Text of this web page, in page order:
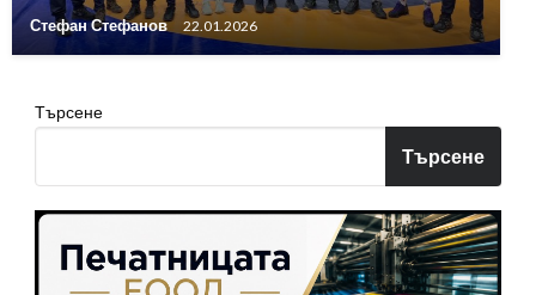
Стефан Стефанов 22.01.2026
Търсене
Търсене